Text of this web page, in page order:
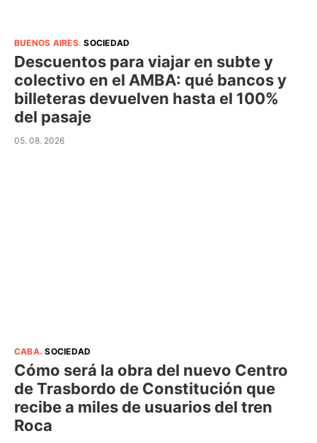
BUENOS AIRES.SOCIEDAD
Descuentos para viajar en subte y
colectivo en el AMBA: qué bancos y
billeteras devuelven hasta el 100%
del pasaje
05. 08. 2026
CABA.SOCIEDAD
Cómo será la obra del nuevo Centro
de Trasbordo de Constitución que
recibe a miles de usuarios del tren
Roca